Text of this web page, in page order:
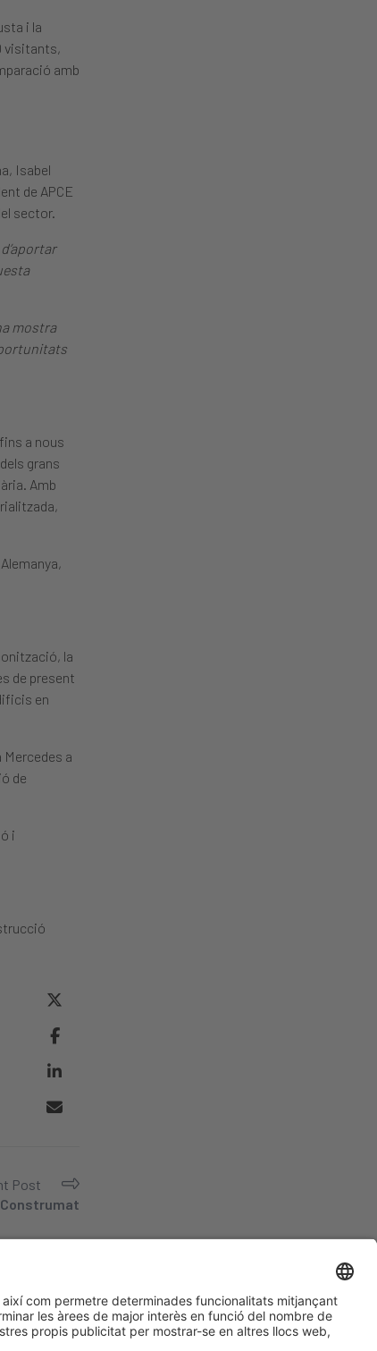
i la
visitants,
amb
Isabel
de APCE
sector.
mostra
a nous
grans
Amb
la
de present
en
a
de
i
Post
#construmat
¿Aún no nos sigues en